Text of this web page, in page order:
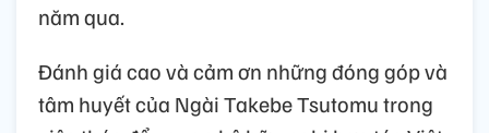
năm qua.
Đánh giá cao và cảm ơn những đóng góp và
tâm huyết của Ngài Takebe Tsutomu trong